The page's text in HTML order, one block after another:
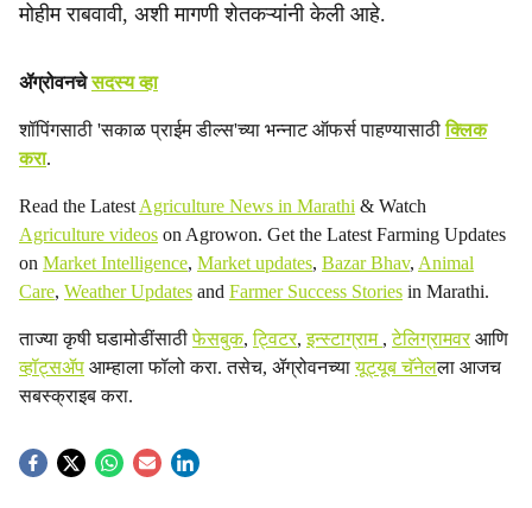
मोहीम राबवावी, अशी मागणी शेतकऱ्यांनी केली आहे.
ॲग्रोवनचेसदस्य व्हा
शॉपिंगसाठी 'सकाळ प्राईम डील्स'च्या भन्नाट ऑफर्स पाहण्यासाठीक्लिक
करा.
Read the Latest Agriculture News in Marathi & Watch
Agriculture videos on Agrowon. Get the Latest Farming Updates
on Market Intelligence, Market updates, Bazar Bhav, Animal
Care, Weather Updates and Farmer Success Stories in Marathi.
ताज्या कृषी घडामोडींसाठीफेसबुक,ट्विटर,इन्स्टाग्राम ,टेलिग्रामवरआणि
व्हॉट्सॲप आम्हाला फॉलो करा. तसेच, ॲग्रोवनच्यायूट्यूब चॅनेलला आजच
सबस्क्राइब करा.